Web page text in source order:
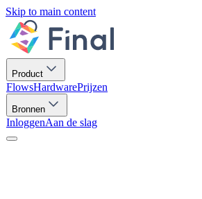
Skip to main content
Product
FlowsHardwarePrijzen
Bronnen
InloggenAan de slag